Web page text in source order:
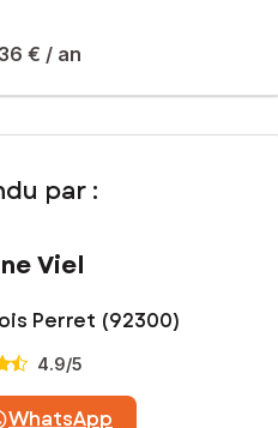
€ / an
par :
Viel
Perret (92300)
4.9/5
WhatsApp